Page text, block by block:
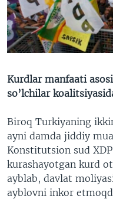
VIDEO
XABARLAR
ODNOKLASSNIKI
TELEGRAM
TWITTER
SOUNDCLOUD
VOA
Kurdlar manfaati
so’lchilar
Biroq Turkiyaning
ayni damda jiddiy
Konstitutsion sud
kurashayotgan kurd
ayblab, davlat
ayblovni inkor